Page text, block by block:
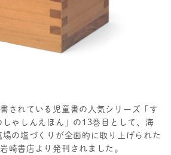
されている児童書の人気シリーズ「す
ゃしんえほん」の13巻目として、海
の塩づくりが全面的に取り上げられた
崎書店より発刊されました。